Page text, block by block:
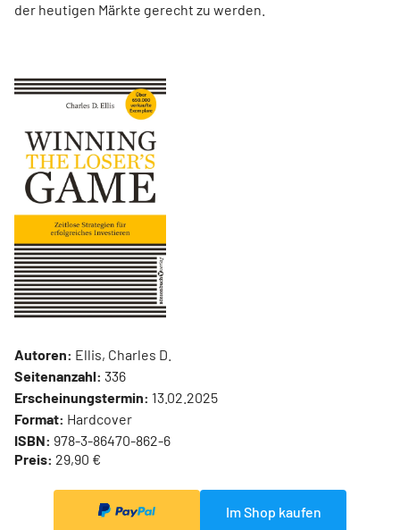
der heutigen Märkte gerecht zu werden.
Autoren: Ellis, Charles D.
Seitenanzahl: 336
Erscheinungstermin: 13.02.2025
Format: Hardcover
ISBN: 978-3-86470-862-6
Preis: 29,90 €
Im Shop kaufen